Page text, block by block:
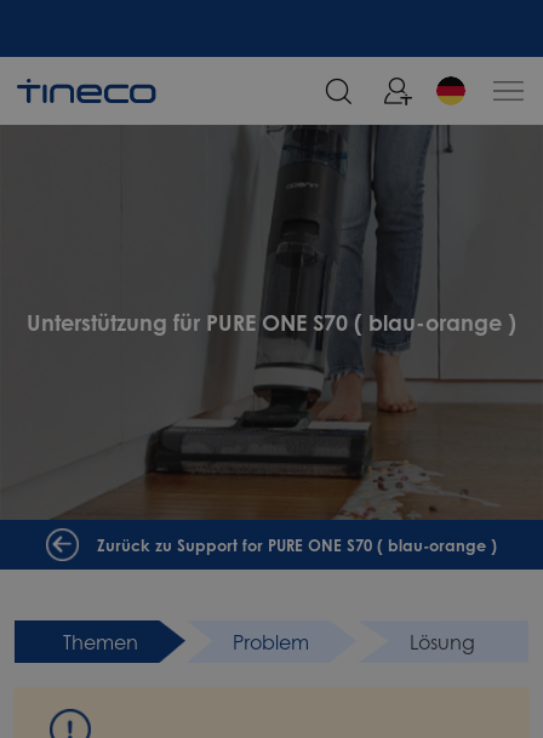
Unterstützung für PURE ONE S70 ( blau-orange )
Zurück zu Support for PURE ONE S70 ( blau-orange )
Themen Problem Lösung